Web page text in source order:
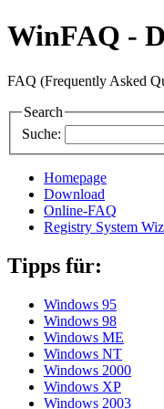
WinFAQ -
FAQ (Frequently Asked
Search
Suche:
Homepage
Download
Online-FAQ
Registry System
Tipps für:
Windows 95
Windows 98
Windows ME
Windows NT
Windows 2000
Windows XP
Windows 2003